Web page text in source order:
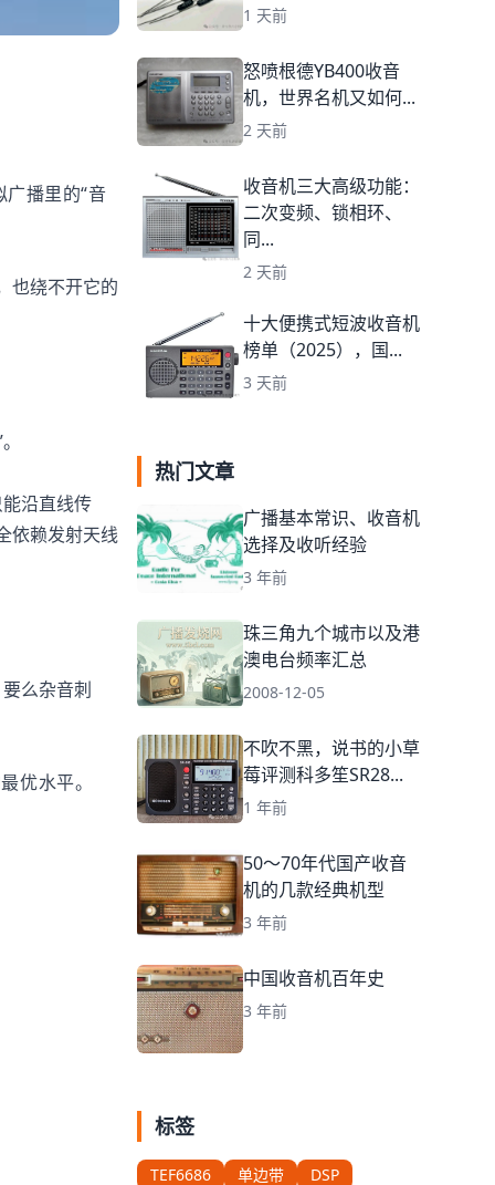
播里的“音
也绕不开它的
沿直线传
依赖发射天线
么杂音刺
优水平。
1 天前
怒喷根德YB400收音
机，世界名机又如何...
2 天前
收音机三大高级功能：
二次变频、锁相环、
同...
2 天前
十大便携式短波收音机
榜单（2025），国...
3 天前
热门文章
广播基本常识、收音机
选择及收听经验
3 年前
珠三角九个城市以及港
澳电台频率汇总
2008-12-05
不吹不黑，说书的小草
莓评测科多笙SR28...
1 年前
50～70年代国产收音
机的几款经典机型
3 年前
中国收音机百年史
3 年前
标签
TEF6686 单边带
DSP